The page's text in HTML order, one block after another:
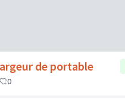
de portable
0